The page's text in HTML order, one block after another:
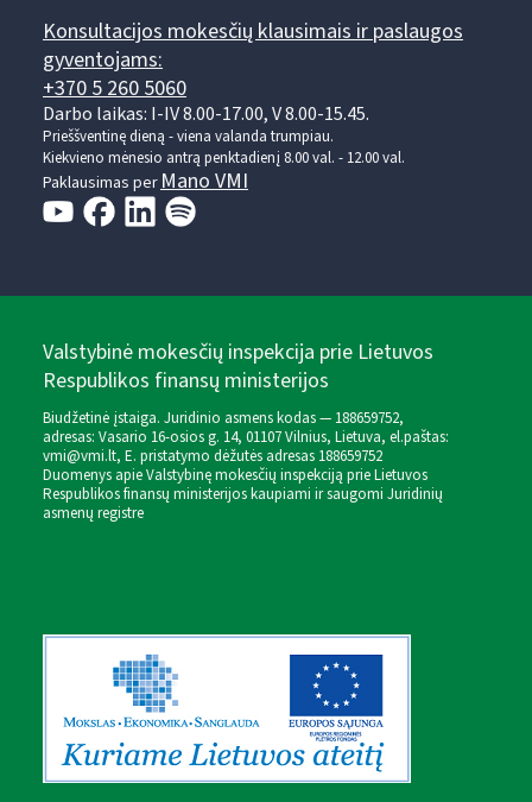
Konsultacijos mokesčių klausimais ir paslaugos
gyventojams:
+370 5 260 5060
Darbo laikas: I-IV 8.00-17.00, V 8.00-15.45.
Prieššventinę dieną - viena valanda trumpiau.
Kiekvieno mėnesio antrą penktadienį 8.00 val. - 12.00 val.
Paklausimas perMano VMI
Valstybinė mokesčių inspekcija prie Lietuvos
Respublikos finansų ministerijos
Biudžetinė įstaiga. Juridinio asmens kodas — 188659752,
adresas: Vasario 16-osios g. 14, 01107 Vilnius, Lietuva, el.paštas:
vmi@vmi.lt, E. pristatymo dėžutės adresas 188659752
Duomenys apie Valstybinę mokesčių inspekciją prie Lietuvos
Respublikos finansų ministerijos kaupiami ir saugomi Juridinių
asmenų registre